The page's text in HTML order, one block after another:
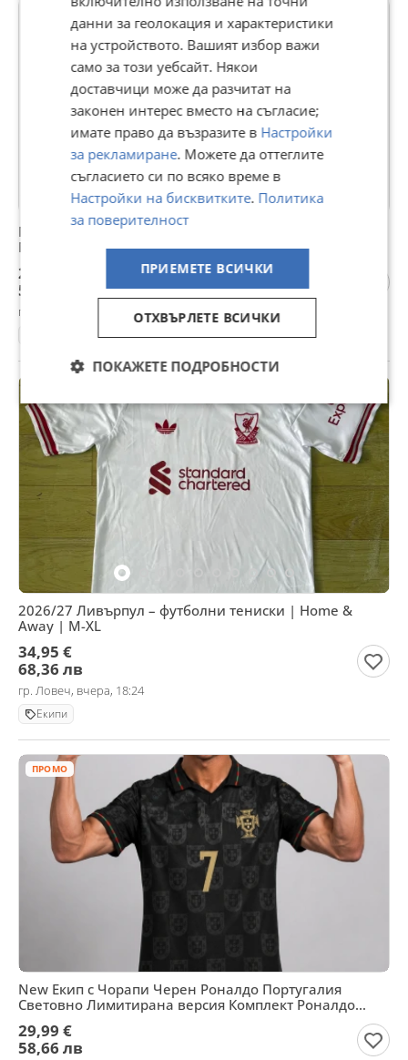
Меси Аржентина Детска и мъжка Тениска Argentina
Messi 2026 Световно Комплекти
26 €
50,85 лв
гр. Благоевград, Запад, 05 август
2026/27 Ливърпул – футболни тениски | Home &
Away | M-XL
34,95 €
68,36 лв
гр. Ловеч, вчера, 18:24
Екипи
ПРОМО
New Екип с Чорапи Черен Роналдо Португалия
Световно Лимитирана версия Комплект Роналдо
29,99 €
58,66 лв
данни за геолокация и характеристики
на устройството. Вашият избор важи
само за този уебсайт. Някои
доставчици може да разчитат на
законен интерес вместо на съгласие;
имате право да възразите в Настройки
за рекламиране. Можете да оттеглите
съгласието си по всяко време в
Настройки на бисквитките. Политика
за поверителност
ПРИЕМЕТЕ ВСИЧКИ
ОТХВЪРЛЕТЕ ВСИЧКИ
ПОКАЖЕТЕ ПОДРОБНОСТИ